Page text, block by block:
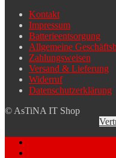
Kontakt
Impressum
Batterieentsorgung
Allgemeine
Zahlungsweisen
Versand & Lieferung
Widerruf
Datenschutzerklärung
© AsTiNA IT Shop